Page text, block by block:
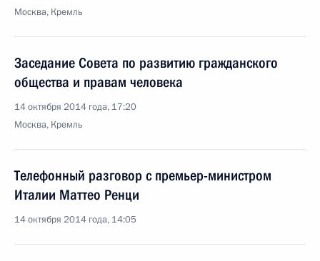
Москва, Кремль
Заседание Совета по развитию гражданского
общества и правам человека
14 октября 2014 года, 17:20
Москва, Кремль
Телефонный разговор с премьер-министром
Италии Маттео Ренци
14 октября 2014 года, 14:05